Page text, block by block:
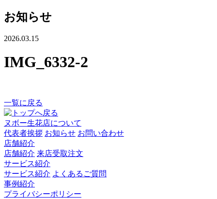
お知らせ
2026.03.15
IMG_6332-2
一覧に戻る
ヌボー生花店について
代表者挨拶 お知らせ お問い合わせ
店舗紹介
店舗紹介 来店受取注文
サービス紹介
サービス紹介 よくあるご質問
事例紹介
プライバシーポリシー